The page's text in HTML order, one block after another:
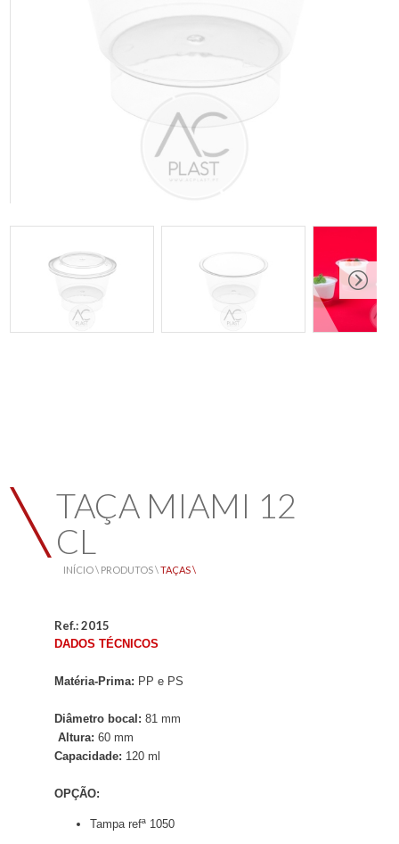
TAÇA MIAMI 12
CL
INÍCIO \ PRODUTOS \TAÇAS \
Ref.: 2015
DADOS TÉCNICOS
Matéria-Prima: PP e PS
Diâmetro bocal: 81 mm
Altura: 60 mm
Capacidade: 120 ml
OPÇÃO:
Tampa refª 1050